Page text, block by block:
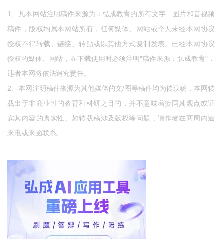
1、凡本网站注明稿件来源为：弘成教育的所有文字、图片和音视频
稿件，版权均属本网站所有，任何媒体、网站或个人未经本网协议
授权不得转载、链接、转贴或以其他方式复制发表。已经本网协议
授权的媒体、网站，在下载使用时必须注明"稿件来源：弘成教育"，
违者本网将依法追究责任。
2、本网注明稿件来源为其他媒体的文/图等稿件均为转载稿，本网转
载出于非商业性的教育和科研之目的，并不意味着赞同其观点或证
实其内容的真实性。如转载稿涉及版权等问题，请作者在两周内速
来电或来函联系。